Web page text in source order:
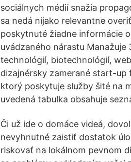
sociálnych médií snažia
sa nedá nijako relevantne
poskytnuté žiadne informácie
uvádzaného nárastu
technológií, biotechnológií,
dizajnérsky zamerané start-
ktorý poskytuje služby šité na
uvedená tabulka obsahuje
Či už ide o domáce videá,
nevyhnutné zaistiť dostatok
riskovať na lokálnom pevnom